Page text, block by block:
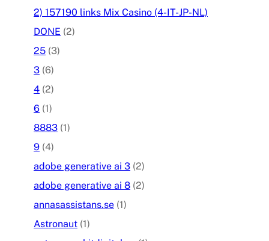
2) 157190 links Mix Casino (4-IT-JP-NL)
DONE (2)
25 (3)
3 (6)
4 (2)
6 (1)
8883 (1)
9 (4)
adobe generative ai 3 (2)
adobe generative ai 8 (2)
annasassistans.se (1)
Astronaut (1)